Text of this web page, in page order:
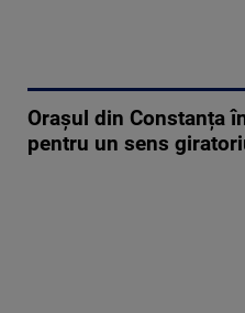
Orașul din Constanța
pentru un sens